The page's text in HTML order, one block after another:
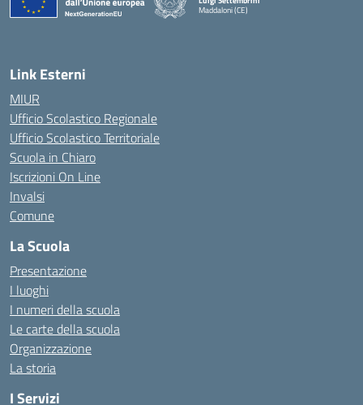
Maddaloni (CE)
Link Esterni
MIUR
Ufficio Scolastico Regionale
Ufficio Scolastico Territoriale
Scuola in Chiaro
Iscrizioni On Line
Invalsi
Comune
La Scuola
Presentazione
I luoghi
I numeri della scuola
Le carte della scuola
Organizzazione
La storia
I Servizi